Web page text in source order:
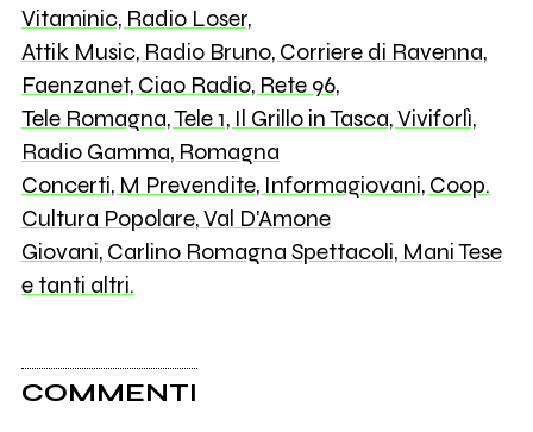
Vitaminic, Radio Loser,
Attik Music, Radio Bruno, Corriere di Ravenna,
Faenzanet, Ciao Radio, Rete 96,
Tele Romagna, Tele 1, Il Grillo in Tasca, Viviforlì,
Radio Gamma, Romagna
Concerti, M Prevendite, Informagiovani, Coop.
Cultura Popolare, Val D'Amone
Giovani, Carlino Romagna Spettacoli, Mani Tese
e tanti altri.
COMMENTI